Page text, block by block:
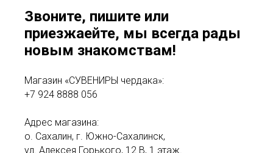
Звоните, пишите или
приезжаейте, мы всегда рады
новым знакомствам!
Магазин «СУВЕНИРЫ чердака»:
+7 924 8888 056
Адрес магазина:
о. Сахалин, г. Южно-Сахалинск,
ул. Алексея Горького, 12 В, 1 этаж.